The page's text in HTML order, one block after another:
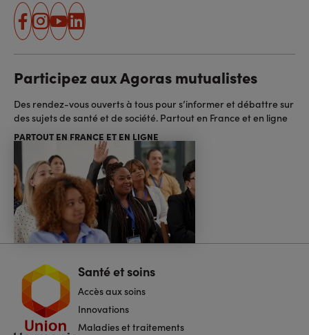
facebook
instagram
youtube
linkedin
Participez aux Agoras mutualistes
Des rendez-vous ouverts à tous pour s’informer et débattre sur
des sujets de santé et de société. Partout en France et en ligne
PARTOUT EN FRANCE ET EN LIGNE
Navigation
de
page
Santé et soins
Accès aux soins
Innovations
Maladies et traitements